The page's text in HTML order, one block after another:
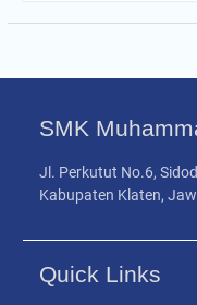
SMK
Jl. Perkutut No.6,
Kabupaten Klaten,
Quick Links